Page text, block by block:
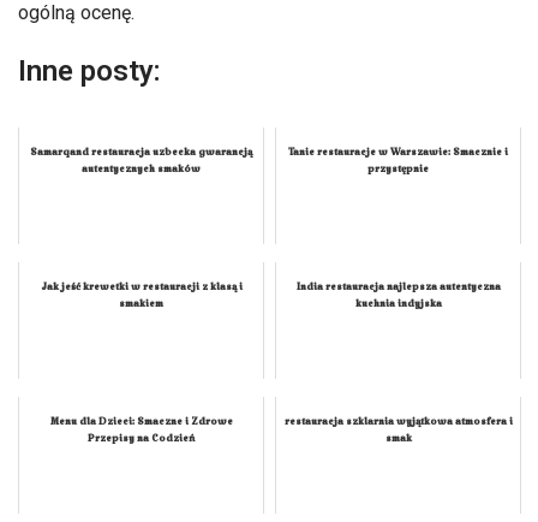
ogólną ocenę.
Inne posty:
Samarqand restauracja uzbecka gwarancją
autentycznych smaków
Tanie restauracje w Warszawie: Smacznie i
przystępnie
Jak jeść krewetki w restauracji z klasą i
smakiem
India restauracja najlepsza autentyczna
kuchnia indyjska
Menu dla Dzieci: Smaczne i Zdrowe
Przepisy na Codzień
restauracja szklarnia wyjątkowa atmosfera i
smak